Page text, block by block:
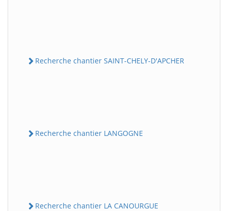
Recherche chantier SAINT-CHELY-D'APCHER
Recherche chantier LANGOGNE
Recherche chantier LA CANOURGUE